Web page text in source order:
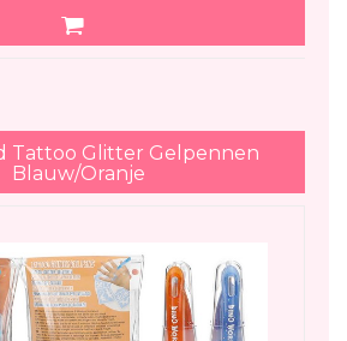
Tattoo Glitter Gelpennen
Blauw/Oranje